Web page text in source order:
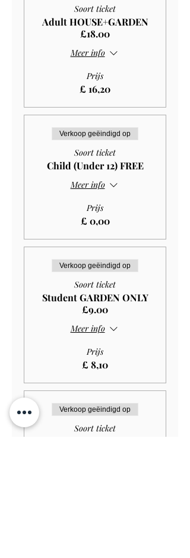
Soort ticket
Adult HOUSE+GARDEN
£18.00
Meer info
Prijs
£ 16,20
Verkoop geëindigd op
Soort ticket
Child (Under 12) FREE
Meer info
Prijs
£ 0,00
Verkoop geëindigd op
Soort ticket
Student GARDEN ONLY
£9.00
Meer info
Prijs
£ 8,10
Verkoop geëindigd op
Soort ticket